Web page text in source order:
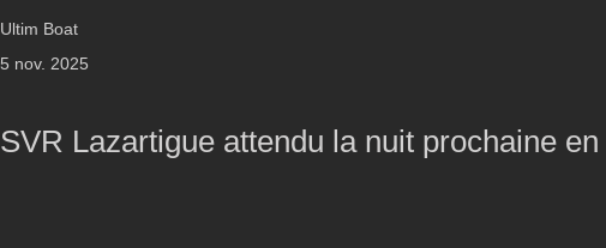
Ultim Boat
5 nov. 2025
SVR Lazartigue attendu la nuit prochaine